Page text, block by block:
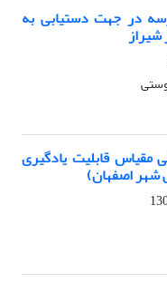
در جهت دستیابی به
مقیاس قابلیت یادگیری
شهر اصفهان)